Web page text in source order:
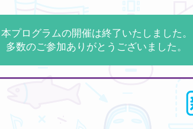
本プログラムの開催は終了いたしました。
多数のご参加ありがとうございました。